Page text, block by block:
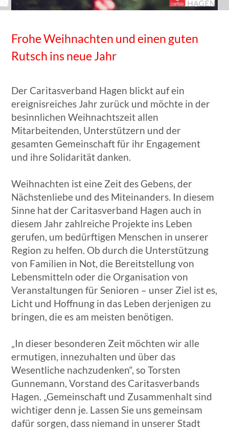
Frohe Weihnachten und einen guten
Rutsch ins neue Jahr
Der Caritasverband Hagen blickt auf ein
ereignisreiches Jahr zurück und möchte in der
besinnlichen Weihnachtszeit allen
Mitarbeitenden, Unterstützern und der
gesamten Gemeinschaft für ihr Engagement
und ihre Solidarität danken.
Weihnachten ist eine Zeit des Gebens, der
Nächstenliebe und des Miteinanders. In diesem
Sinne hat der Caritasverband Hagen auch in
diesem Jahr zahlreiche Projekte ins Leben
gerufen, um bedürftigen Menschen in unserer
Region zu helfen. Ob durch die Unterstützung
von Familien in Not, die Bereitstellung von
Lebensmitteln oder die Organisation von
Veranstaltungen für Senioren – unser Ziel ist es,
Licht und Hoffnung in das Leben derjenigen zu
bringen, die es am meisten benötigen.
„In dieser besonderen Zeit möchten wir alle
ermutigen, innezuhalten und über das
Wesentliche nachzudenken“, so Torsten
Gunnemann, Vorstand des Caritasverbands
Hagen. „Gemeinschaft und Zusammenhalt sind
wichtiger denn je. Lassen Sie uns gemeinsam
dafür sorgen, dass niemand in unserer Stadt